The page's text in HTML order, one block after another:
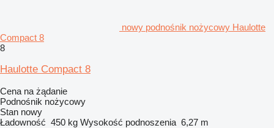
nowy podnośnik nożycowy Haulotte
Compact 8
8
Haulotte Compact 8
Cena na żądanie
Podnośnik nożycowy
Stan nowy
Ładowność 450 kg Wysokość podnoszenia 6,27 m